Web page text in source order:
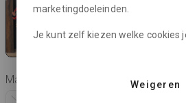
Maat:
marketingdoeleinden.
Je kunt zelf kiezen welke cookies
Weigeren